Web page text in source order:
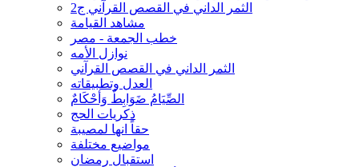
الثمر الداني في القصص القرآني ج2
مشاهد القيامة
خطب الجمعة - مصر
نوازل الأمه
الثمر الداني في القصص القرآني
العدل وتطبيقاته
الصِّيَامُ ضَوَابِطٌ وَأحْكَامٌ
ذكريات الحج
حقاً انها لمصيبة
مواضيع مختلفة
استقبال رمضان